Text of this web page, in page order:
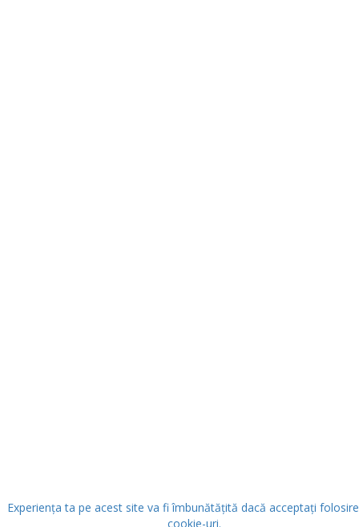
Experiența ta pe acest site va fi îmbunătățită dacă acceptați
cookie-uri.